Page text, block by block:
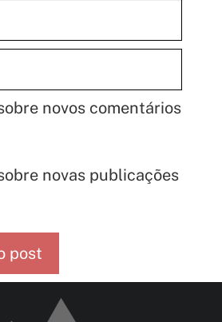
novos comentários
novas publicações